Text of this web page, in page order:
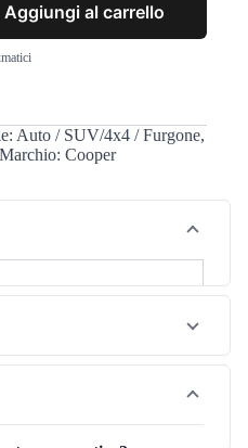
Aggiungi al carrello
Auto / SUV/4x4 / Furgone,
Marchio: Cooper
Evolution Mtt
SUV / 4x4
è uno pneumatico
e costi contenuti.